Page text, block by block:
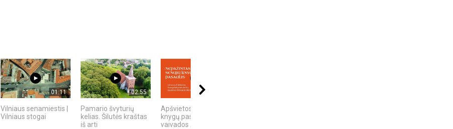
01:11
Vilniaus senamiestis |
Vilniaus stogai
02:55
Pamario švyturių
kelias. Šilutės kraštas
iš arti
Apšvietos žmogaus
knygų pasaulis: Traku
vaivados Andriaus...